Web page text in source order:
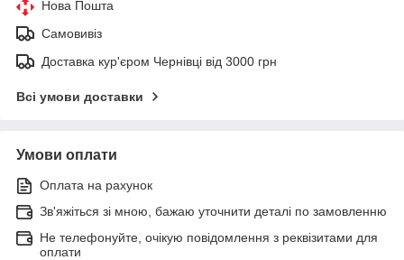
Нова Пошта
Самовивіз
Доставка кур'єром Чернівці від 3000 грн
Всі умови доставки
Умови оплати
Оплата на рахунок
Зв'яжіться зі мною, бажаю уточнити деталі по замовленню
Не телефонуйте, очікую повідомлення з реквізитами для
оплати